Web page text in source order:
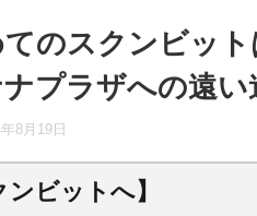
のスクンビッ
プラザへの遠い
8月19日
ンビットへ】